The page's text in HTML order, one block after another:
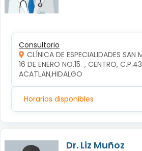
Consultorio
CLÍNICA DE ESPECIALIDADES SAN
16 DE ENERO NO.15  , CENTRO,
ACATLAN,HIDALGO
Horarios disponibles
Dr. Liz Muñoz